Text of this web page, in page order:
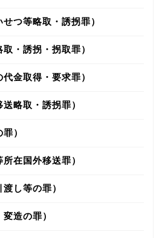
つ等略取・誘拐罪）
・誘拐・拐取罪）
金取得・要求罪）
略取・誘拐罪）
）
在国外移送罪）
し等の罪）
造の罪）